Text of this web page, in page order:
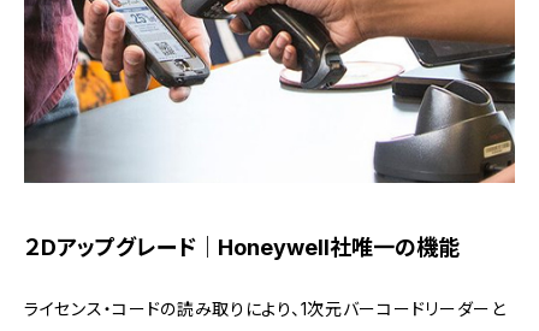
２Dアップグレード｜Honeywell社唯一の機能
ライセンス・コードの読み取りにより、1次元バーコードリーダーと